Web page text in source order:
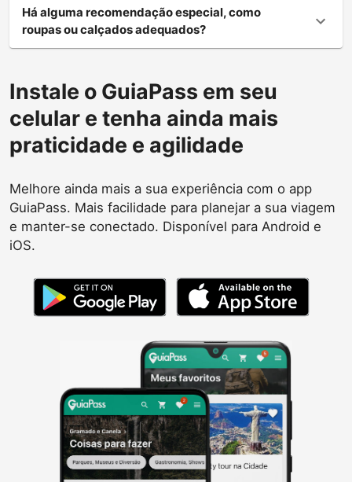
Há alguma recomendação especial, como
roupas ou calçados adequados?
Instale o GuiaPass em seu
celular e tenha ainda mais
praticidade e agilidade
Melhore ainda mais a sua experiência com o app
GuiaPass. Mais facilidade para planejar a sua viagem
e manter-se conectado. Disponível para Android e
iOS.